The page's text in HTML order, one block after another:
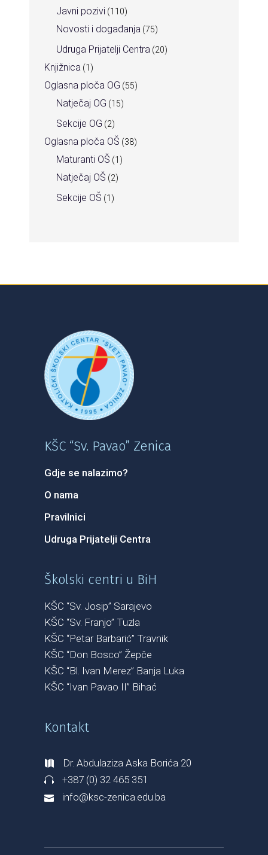
Javni pozivi (110)
Novosti i događanja (75)
Udruga Prijatelji Centra (20)
Knjižnica (1)
Oglasna ploča OG (55)
Natječaj OG (15)
Sekcije OG (2)
Oglasna ploča OŠ (38)
Maturanti OŠ (1)
Natječaj OŠ (2)
Sekcije OŠ (1)
KŠC “Sv. Pavao” Zenica
Gdje se nalazimo?
O nama
Pravilnici
Udruga Prijatelji Centra
Školski centri u BiH
KŠC “Sv. Josip” Sarajevo
KŠC “Sv. Franjo” Tuzla
KŠC “Petar Barbarić” Travnik
KŠC “Don Bosco” Žepče
KŠC “Bl. Ivan Merez” Banja Luka
KŠC “Ivan Pavao II” Bihać
Kontakt
Dr. Abdulaziza Aska Borića 20
+387 (0) 32 465 351
info@ksc-zenica.edu.ba